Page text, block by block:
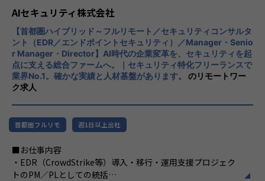
りの裁量と影響範囲が大きいことが特徴です。
■0→1フェーズの面白さ
セキュリティガバナンス、監視・オブザーバビリティ基盤、I
aC による自動化など、これから整備していくテーマが揃って
います。既存の仕組みを維持するのではなく、自分の手で土
台を作り上げる経験ができます。
リーダー候補として、技術方針の策定・標準化・メンバー育
成にも携わります。スペシャリストとマネジメントの両方の
道が拓けるポジションです。
■身に付く・期待する、知識・スキル・能力
AIセキュリティ株式会社
【首都圏ハイブリッド～フルリモート／セキュリティコンサルタ
ント（EDR／エンドポイントセキュリティ）／Manager・Senio
r Manager・Director】AI時代の企業変革を、セキュリティを起
点に支える総合ファームへ。｜セキュリティ特化フリーランスで
業界No.1。確かな実績と人材基盤があります。
のリモートワー
ク求人
首都圏フルリモ 週1日以上出社
■お仕事内容
・EDR（CrowdStrike等）導入・移行・運用支援プロジェク
トのPM／PLとしての統括